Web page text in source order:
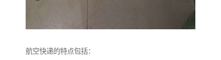
航空快递的特点包括：